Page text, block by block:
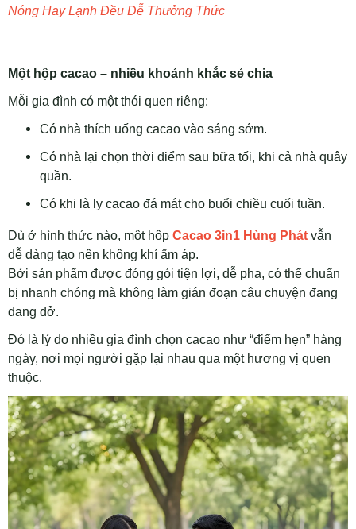
Nóng Hay Lạnh Đều Dễ Thưởng Thức
Một hộp cacao – nhiều khoảnh khắc sẻ chia
Mỗi gia đình có một thói quen riêng:
Có nhà thích uống cacao vào sáng sớm.
Có nhà lại chọn thời điểm sau bữa tối, khi cả nhà quây
quần.
Có khi là ly cacao đá mát cho buổi chiều cuối tuần.
Dù ở hình thức nào, một hộp Cacao 3in1 Hùng Phát vẫn
dễ dàng tạo nên không khí ấm áp.
Bởi sản phẩm được đóng gói tiện lợi, dễ pha, có thể chuẩn
bị nhanh chóng mà không làm gián đoạn câu chuyện đang
dang dở.
Đó là lý do nhiều gia đình chọn cacao như “điểm hẹn” hàng
ngày, nơi mọi người gặp lại nhau qua một hương vị quen
thuộc.